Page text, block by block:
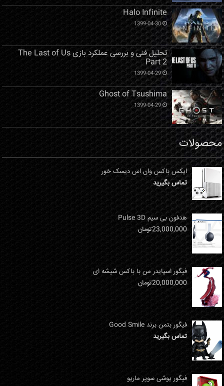
Halo Infinite
1399-04-30
تحلیل فنی و بررسی عملکرد بازی The Last of Us
Part 2
1399-04-29
Ghost of Tsushima
1399-04-29
محصولات
ایکس باکس وان اس دیسک خور
تماس بگیرید
هدفون بی سیم Pulse 3D
23,000,000تومان
فیگور اسپایدر من با باکس شیشه ای
20,000,000تومان
فیگور بتمن برند Good Smile
تماس بگیرید
فیگور یوشی سوپر ماریو